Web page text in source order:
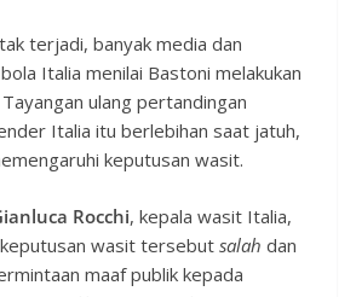
terjadi, banyak media dan
Italia menilai Bastoni melakukan
ulang pertandingan
Italia itu berlebihan saat jatuh,
keputusan wasit.
Rocchi, kepala wasit Italia,
wasit tersebut salah dan
maaf publik kepada